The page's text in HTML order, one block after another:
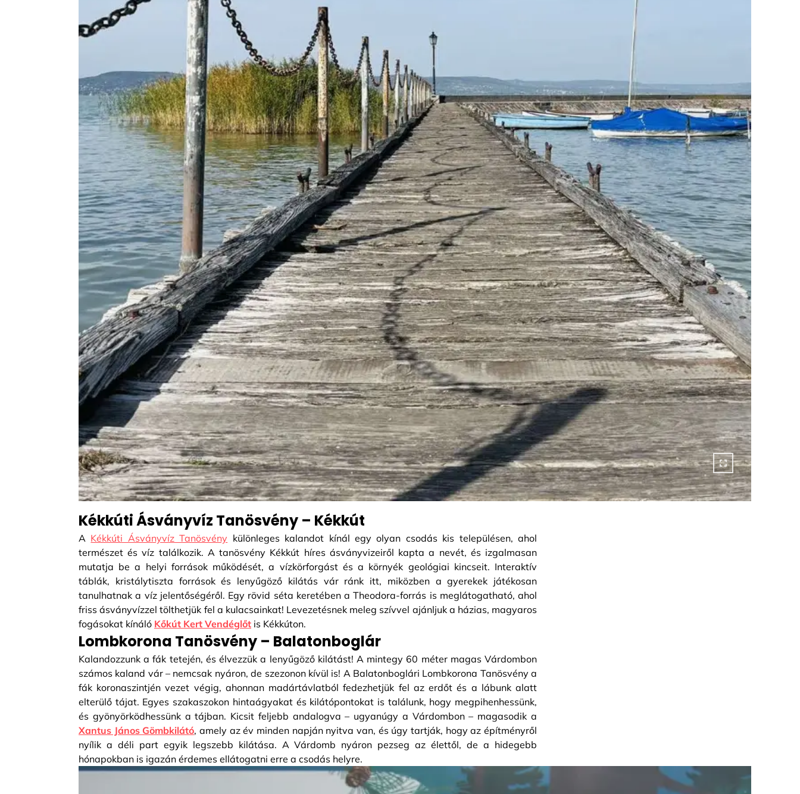
Kékkúti Ásványvíz Tanösvény – Kékkút
A Kékkúti Ásványvíz Tanösvény különleges kalandot kínál egy olyan csodás kis településen, ahol
természet és víz találkozik. A tanösvény Kékkút híres ásványvizeiről kapta a nevét, és izgalmasan
mutatja be a helyi források működését, a vízkörforgást és a környék geológiai kincseit. Interaktív
táblák, kristálytiszta források és lenyűgöző kilátás vár ránk itt, miközben a gyerekek játékosan
tanulhatnak a víz jelentőségéről. Egy rövid séta keretében a Theodora-forrás is meglátogatható, ahol
friss ásványvízzel tölthetjük fel a kulacsainkat! Levezetésnek meleg szívvel ajánljuk a házias, magyaros
fogásokat kínáló Kőkút Kert Vendéglőt is Kékkúton.
Lombkorona Tanösvény – Balatonboglár
Kalandozzunk a fák tetején, és élvezzük a lenyűgöző kilátást! A mintegy 60 méter magas Várdombon
számos kaland vár – nemcsak nyáron, de szezonon kívül is! A Balatonboglári Lombkorona Tanösvény a
fák koronaszintjén vezet végig, ahonnan madártávlatból fedezhetjük fel az erdőt és a lábunk alatt
elterülő tájat. Egyes szakaszokon hintaágyakat és kilátópontokat is találunk, hogy megpihenhessünk,
és gyönyörködhessünk a tájban. Kicsit feljebb andalogva – ugyanúgy a Várdombon – magasodik a
Xantus János Gömbkilátó, amely az év minden napján nyitva van, és úgy tartják, hogy az építményről
nyílik a déli part egyik legszebb kilátása. A Várdomb nyáron pezseg az élettől, de a hidegebb
hónapokban is igazán érdemes ellátogatni erre a csodás helyre.